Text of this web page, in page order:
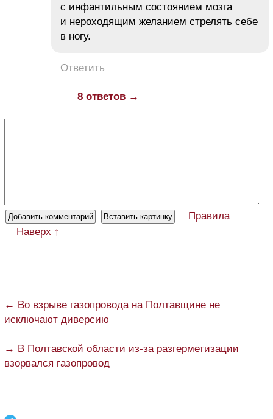
с инфантильным состоянием мозга
и нероходящим желанием стрелять себе
в ногу.
Ответить
8 ответов →
Правила
Наверх ↑
← Во взрыве газопровода на Полтавщине не
исключают диверсию
→ В Полтавской области из-за разгерметизации
взорвался газопровод